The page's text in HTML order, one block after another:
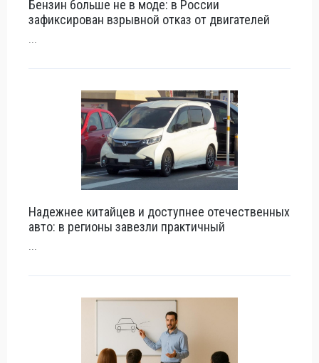
Бензин больше не в моде: в России
зафиксирован взрывной отказ от двигателей
...
Надежнее китайцев и доступнее отечественных
авто: в регионы завезли практичный
...